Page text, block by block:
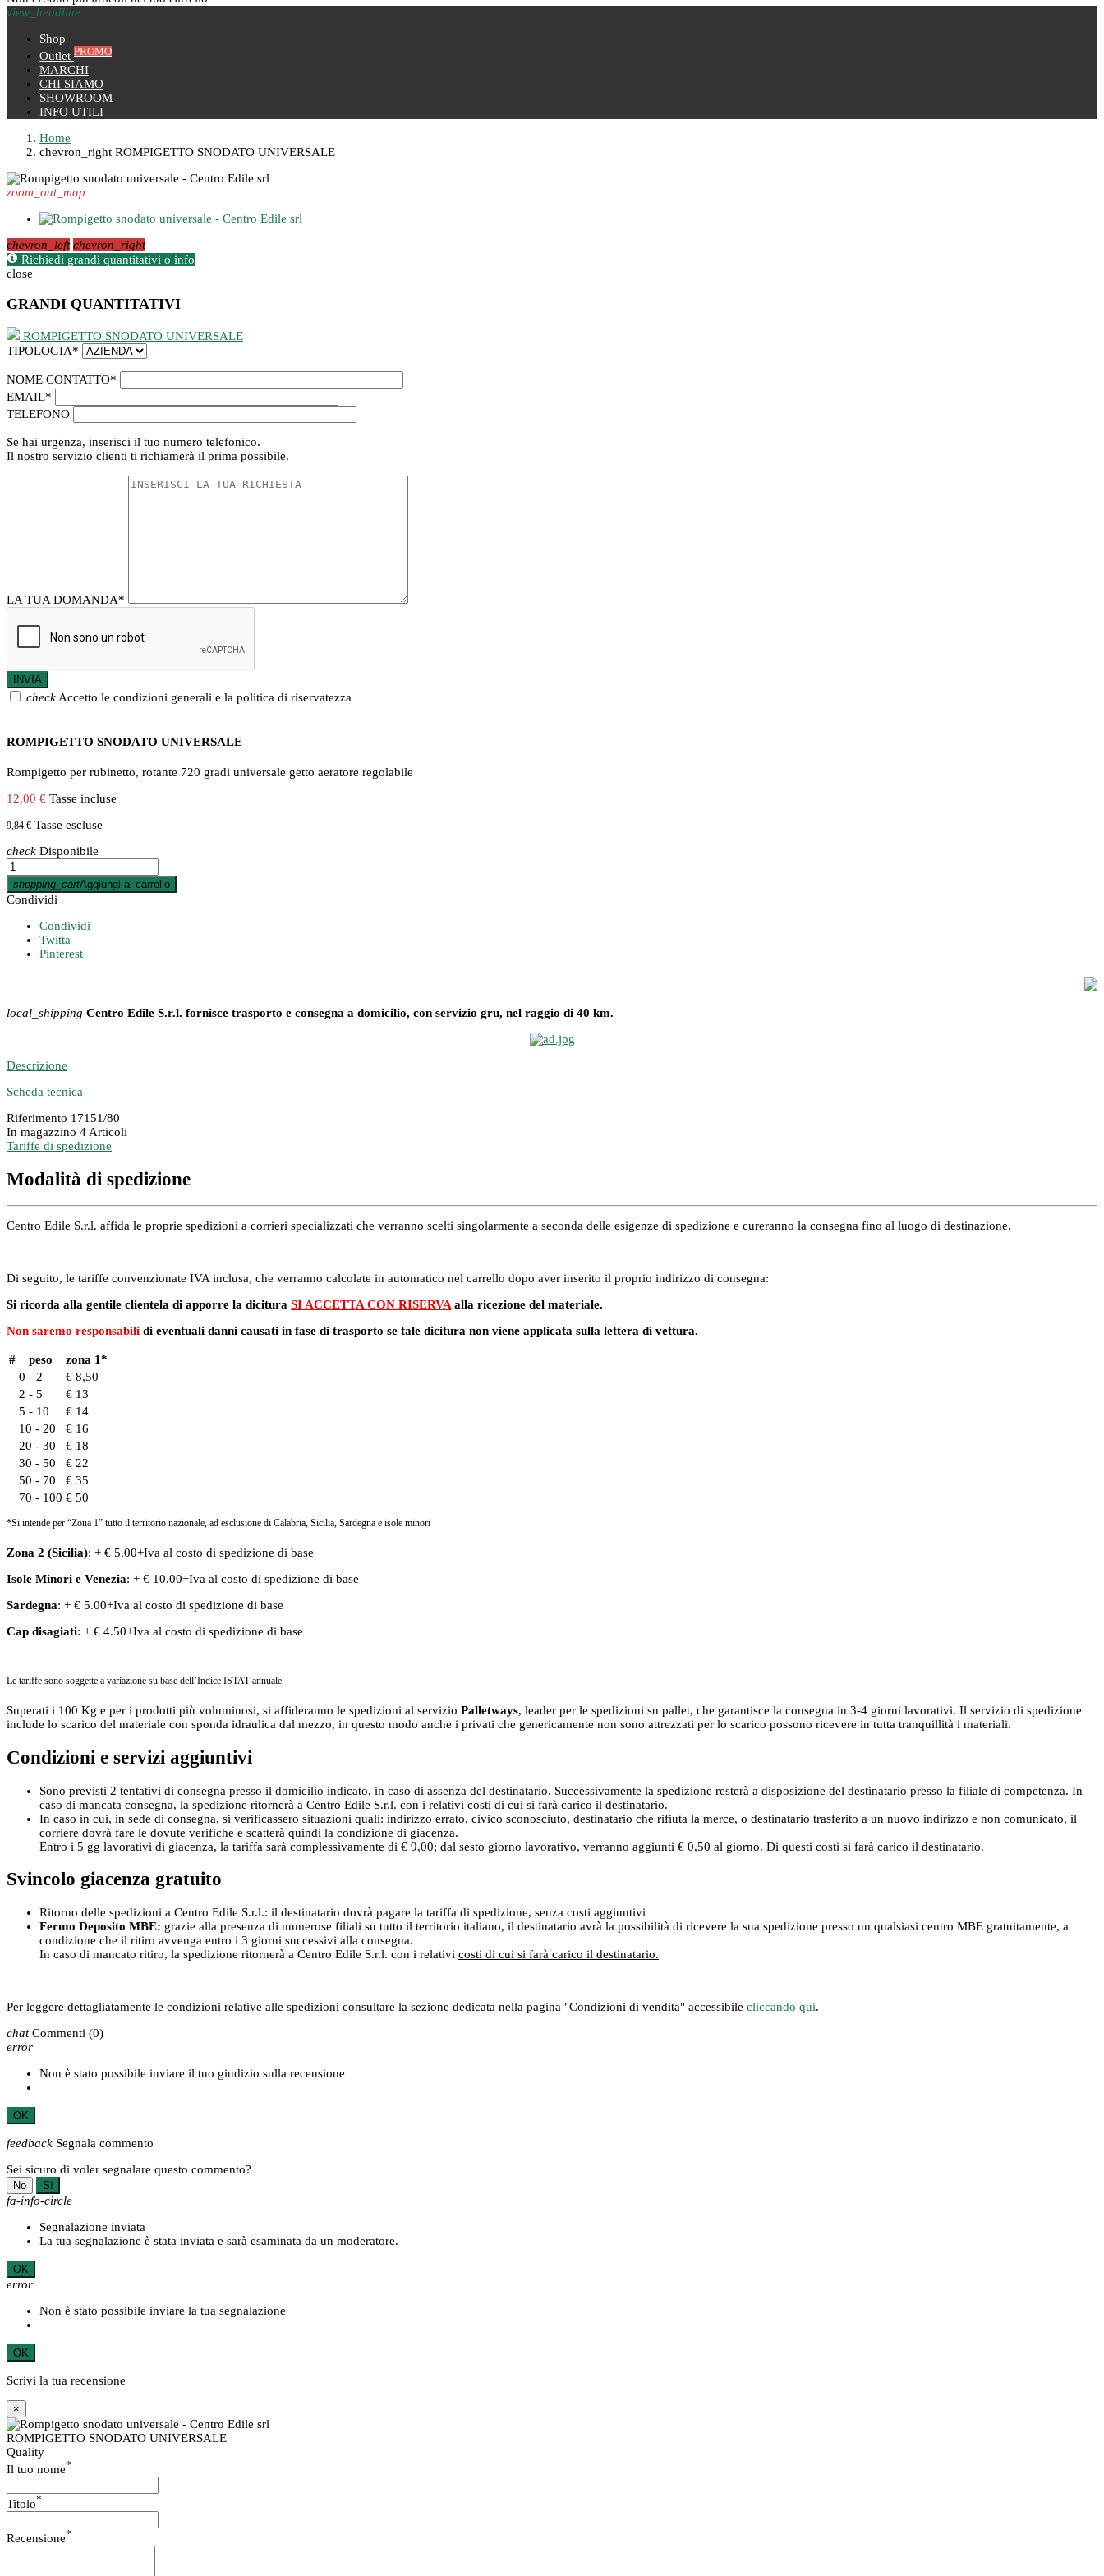
view_headline
Shop
Outlet PROMO
MARCHI
CHI SIAMO
SHOWROOM
INFO UTILI
Home
chevron_right ROMPIGETTO SNODATO UNIVERSALE
zoom_out_map
chevron_left chevron_right
Richiedi grandi quantitativi o info
close
GRANDI QUANTITATIVI
ROMPIGETTO SNODATO UNIVERSALE
TIPOLOGIA*
NOME CONTATTO*
EMAIL*
TELEFONO
Se hai urgenza, inserisci il tuo numero telefonico.
Il nostro servizio clienti ti richiamerà il prima possibile.
LA TUA DOMANDA*
check Accetto le condizioni generali e la politica di riservatezza
ROMPIGETTO SNODATO UNIVERSALE
Rompigetto per rubinetto, rotante 720 gradi universale getto aeratore regolabile
12,00 € Tasse incluse
9,84 € Tasse escluse
check Disponibile
shopping_cartAggiungi al carrello
Condividi
Condividi
Twitta
Pinterest
local_shipping Centro Edile S.r.l. fornisce trasporto e consegna a domicilio, con servizio gru, nel raggio di 40 km.
Descrizione
Scheda tecnica
Riferimento 17151/80
In magazzino 4 Articoli
Tariffe di spedizione
Modalità di spedizione
Centro Edile S.r.l. affida le proprie spedizioni a corrieri specializzati che verranno scelti singolarmente a seconda delle esigenze di spedizione e cureranno la consegna fino al luogo di destinazione.
Di seguito, le tariffe convenzionate IVA inclusa, che verranno calcolate in automatico nel carrello dopo aver inserito il proprio indirizzo di consegna:
Si ricorda alla gentile clientela di apporre la dicitura SI ACCETTA CON RISERVA alla ricezione del materiale.
Non saremo responsabili di eventuali danni causati in fase di trasporto se tale dicitura non viene applicata sulla lettera di vettura.
# peso
zona 1*
0 - 2
€ 8,50
2 - 5
€ 13
5 - 10
€ 14
10 - 20
€ 16
20 - 30
€ 18
30 - 50
€ 22
50 - 70
€ 35
70 - 100 € 50
*Si intende per “Zona 1” tutto il territorio nazionale, ad esclusione di Calabria, Sicilia, Sardegna e isole minori
Zona 2 (Sicilia): + € 5.00+Iva al costo di spedizione di base
Isole Minori e Venezia: + € 10.00+Iva al costo di spedizione di base
Sardegna: + € 5.00+Iva al costo di spedizione di base
Cap disagiati: + € 4.50+Iva al costo di spedizione di base
Le tariffe sono soggette a variazione su base dell’Indice ISTAT annuale
Superati i 100 Kg e per i prodotti più voluminosi, si affideranno le spedizioni al servizio Palletways, leader per le spedizioni su pallet, che garantisce la consegna in 3-4 giorni lavorativi. Il servizio di spedizione
include lo scarico del materiale con sponda idraulica dal mezzo, in questo modo anche i privati che genericamente non sono attrezzati per lo scarico possono ricevere in tutta tranquillità i materiali.
Condizioni e servizi aggiuntivi
Sono previsti 2 tentativi di consegna presso il domicilio indicato, in caso di assenza del destinatario. Successivamente la spedizione resterà a disposizione del destinatario presso la filiale di competenza. In
caso di mancata consegna, la spedizione ritornerà a Centro Edile S.r.l. con i relativi costi di cui si farà carico il destinatario.
In caso in cui, in sede di consegna, si verificassero situazioni quali: indirizzo errato, civico sconosciuto, destinatario che rifiuta la merce, o destinatario trasferito a un nuovo indirizzo e non comunicato, il
corriere dovrà fare le dovute verifiche e scatterà quindi la condizione di giacenza.
Entro i 5 gg lavorativi di giacenza, la tariffa sarà complessivamente di € 9,00; dal sesto giorno lavorativo, verranno aggiunti € 0,50 al giorno. Di questi costi si farà carico il destinatario.
Svincolo giacenza gratuito
Ritorno delle spedizioni a Centro Edile S.r.l.: il destinatario dovrà pagare la tariffa di spedizione, senza costi aggiuntivi
Fermo Deposito MBE: grazie alla presenza di numerose filiali su tutto il territorio italiano, il destinatario avrà la possibilità di ricevere la sua spedizione presso un qualsiasi centro MBE gratuitamente, a
condizione che il ritiro avvenga entro i 3 giorni successivi alla consegna.
In caso di mancato ritiro, la spedizione ritornerà a Centro Edile S.r.l. con i relativi costi di cui si farà carico il destinatario.
Per leggere dettagliatamente le condizioni relative alle spedizioni consultare la sezione dedicata nella pagina "Condizioni di vendita" accessibile cliccando qui.
chat Commenti (0)
error
Non è stato possibile inviare il tuo giudizio sulla recensione
OK
feedback Segnala commento
Sei sicuro di voler segnalare questo commento?
No Sì
fa-info-circle
Segnalazione inviata
La tua segnalazione è stata inviata e sarà esaminata da un moderatore.
OK
error
Non è stato possibile inviare la tua segnalazione
OK
Scrivi la tua recensione
×
ROMPIGETTO SNODATO UNIVERSALE
Quality
Il tuo nome*
Titolo*
Recensione*